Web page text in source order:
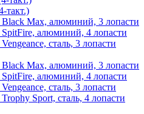
такт.)
Max, алюминий, 3 лопасти
алюминий, 4 лопасти
сталь, 3 лопасти
Max, алюминий, 3 лопасти
алюминий, 4 лопасти
сталь, 3 лопасти
Sport, сталь, 4 лопасти